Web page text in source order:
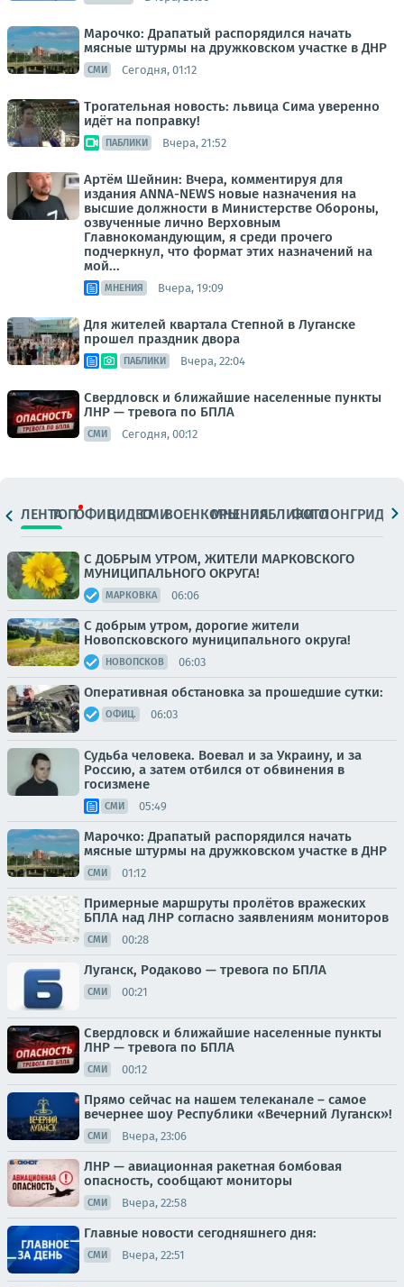
Марочко: Драпатый распорядился начать
мясные штурмы на дружковском участке в ДНР
СМИ Сегодня, 01:12
Трогательная новость: львица Сима уверенно
идёт на поправку!
ПАБЛИКИ Вчера, 21:52
Артём Шейнин: Вчера, комментируя для
издания ANNA-NEWS новые назначения на
высшие должности в Министерстве Обороны,
озвученные лично Верховным
Главнокомандующим, я среди прочего
подчеркнул, что формат этих назначений на
мой...
МНЕНИЯ Вчера, 19:09
Для жителей квартала Степной в Луганске
прошел праздник двора
ПАБЛИКИ Вчера, 22:04
Свердловск и ближайшие населенные пункты
ЛНР — тревога по БПЛА
СМИ Сегодня, 00:12
ЛЕНТАТОПОФИЦ.ВИДЕОСМИВОЕНКОРЫМНЕНИЯПАБЛИКИ
ФОТОЛОНГРИДЫ
С ДОБРЫМ УТРОМ, ЖИТЕЛИ МАРКОВСКОГО
МУНИЦИПАЛЬНОГО ОКРУГА!
МАРКОВКА 06:06
С добрым утром, дорогие жители
Новопсковского муниципального округа!
НОВОПСКОВ 06:03
Оперативная обстановка за прошедшие сутки:
ОФИЦ. 06:03
Судьба человека. Воевал и за Украину, и за
Россию, а затем отбился от обвинения в
госизмене
СМИ 05:49
Марочко: Драпатый распорядился начать
мясные штурмы на дружковском участке в ДНР
СМИ 01:12
Примерные маршруты пролётов вражеских
БПЛА над ЛНР согласно заявлениям мониторов
СМИ 00:28
Луганск, Родаково — тревога по БПЛА
СМИ 00:21
Свердловск и ближайшие населенные пункты
ЛНР — тревога по БПЛА
СМИ 00:12
Прямо сейчас на нашем телеканале – самое
вечернее шоу Республики «Вечерний Луганск»!
СМИ Вчера, 23:06
ЛНР — авиационная ракетная бомбовая
опасность, сообщают мониторы
СМИ Вчера, 22:58
Главные новости сегодняшнего дня:
СМИ Вчера, 22:51